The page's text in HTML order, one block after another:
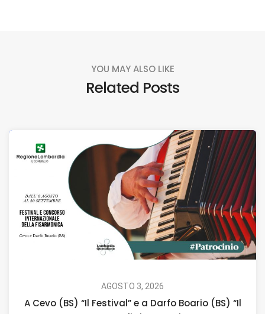
YOU MAY ALSO LIKE
Related Posts
AGOSTO 3, 2026
A Cevo (BS) “Il Festival” e a Darfo Boario (BS) “Il